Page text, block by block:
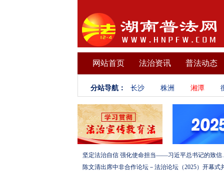
网站首页 法治资讯 普法动态
分站导航： 长沙 株洲 湘潭
坚定法治自信 强化使